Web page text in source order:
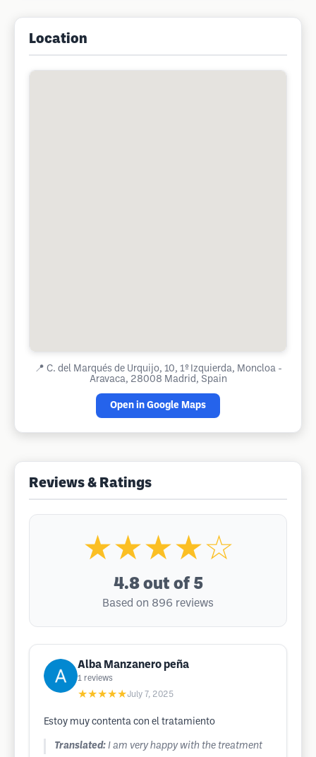
Location
📍 C. del Marqués de Urquijo, 10, 1º Izquierda, Moncloa -
Aravaca, 28008 Madrid, Spain
Open in Google Maps
Reviews & Ratings
★★★★☆
4.8 out of 5
Based on 896 reviews
Alba Manzanero peña
1 reviews
★★★★★July 7, 2025
Estoy muy contenta con el tratamiento
Translated: I am very happy with the treatment